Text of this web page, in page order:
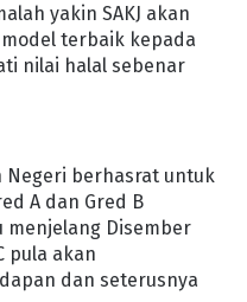
yakin SAKJ akan
terbaik kepada
nilai halal sebenar
Negeri berhasrat untuk
A dan Gred B
menjelang Disember
pula akan
dan seterusnya